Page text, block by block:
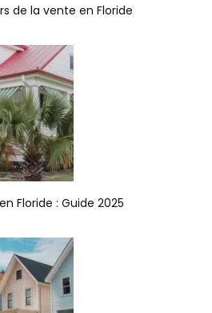
de la vente en Floride
Floride : Guide 2025